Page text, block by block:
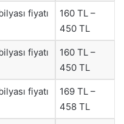
fiyatı
160 TL –
450 TL
fiyatı
160 TL –
450 TL
fiyatı
169 TL –
458 TL